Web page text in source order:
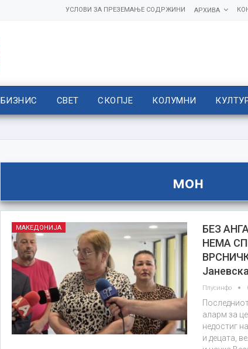
АРХИВА
УСЛОВИ ЗА ПРЕЗЕМАЊЕ СОДРЖИНИ
БИЗНИС СВЕТ СКОПЈЕ КОЛУМНИ
мон
МАКЕДОНИЈА
БЕЗ
НЕМА
Плусинфо
аларм за
недостиг
и децата,